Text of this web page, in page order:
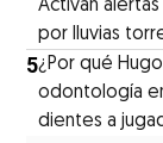
Activan alertas
por lluvias
5¿Por qué
odontología
dientes a